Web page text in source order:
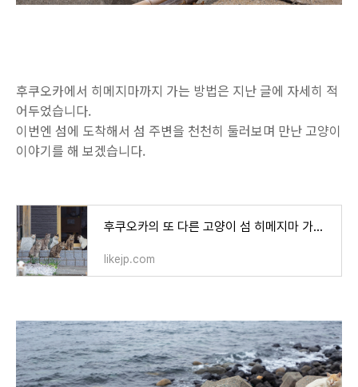
후쿠오카에서 히메지마까지 가는 방법은 지난 글에 자세히 적
어두었습니다.
이번엔 섬에 도착해서 섬 주변을 천천히 둘러보며 만난 고양이
이야기를 해 보겠습니다.
후쿠오카의 또 다른 고양이 섬 히메지마 가는 방법, 일본 소도시 여행
likejp.com